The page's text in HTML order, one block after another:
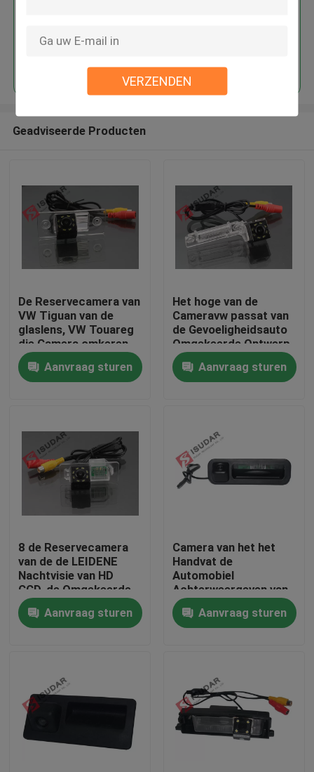
VERZENDEN
Huis
Ongeveer ons
Kwaliteitscontrole
Contacteer ons
Nieuws
Gevallen
Verzoek om een Citaat
Geadviseerde Producten
De Reservecamera van
VW Tiguan van de
glaslens, VW Touareg
die Camera omkeren
170 Graad
Aanvraag sturen
Het hoge van de
Cameravw passat van
de Gevoeligheidsauto
Omgekeerde Ontwerp
van de de
Cameramodule
Reserve
Aanvraag sturen
8 de Reservecamera
van de de LEIDENE
Nachtvisie van HD
CCD, de Omgekeerde
Camera van
Volkswagen Polo
Aanvraag sturen
Camera van het het
Handvat de
Automobiel
Achterweergeven van
de autoboomstam,
Ford Focus die
Camera omkeren
Aanvraag sturen